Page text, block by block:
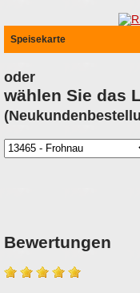
Speisekarte
oder
wählen Sie das
Bewertungen